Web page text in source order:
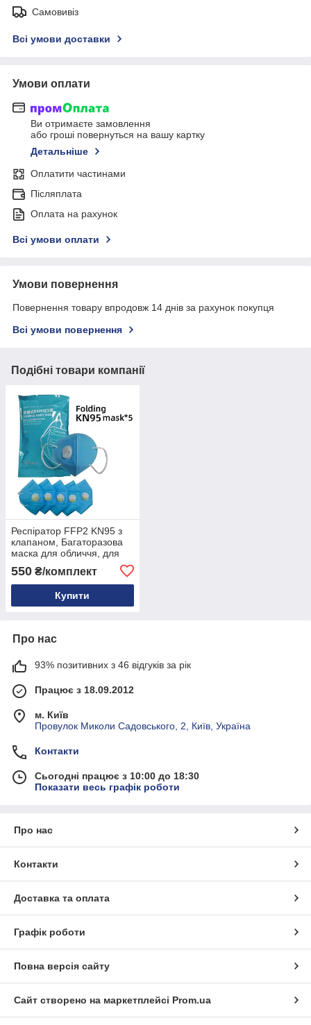
Самовивіз
Всі умови доставки
Умови оплати
Ви отримаєте замовлення
або гроші повернуться на вашу картку
Детальніше
Оплатити частинами
Післяплата
Оплата на рахунок
Всі умови оплати
Умови повернення
Повернення товару впродовж 14 днів за рахунок покупця
Всі умови повернення
Подібні товари компанії
Респіратор FFP2 KN95 з
клапаном, Багаторазова
маска для обличчя, для
ОРИГІНАЛ (5 штук)
550 ₴/комплект
Купити
Про нас
93% позитивних з 46 відгуків за рік
Працює з 18.09.2012
м. Київ
Провулок Миколи Садовського, 2, Київ, Україна
Контакти
Сьогодні працює з 10:00 до 18:30
Показати весь графік роботи
Про нас
Контакти
Доставка та оплата
Графік роботи
Повна версія сайту
Сайт створено на маркетплейсі Prom.ua